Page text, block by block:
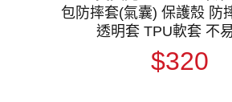
包防摔套(氣囊) 保護殼 防
透明套 TPU軟套 不
$320